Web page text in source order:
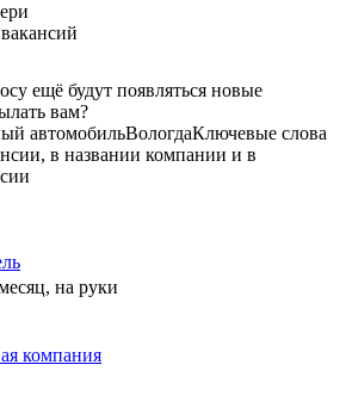
ещё будут появляться новые
вам?
автомобильВологдаКлючевые слова
в названии компании и в
на руки
компания